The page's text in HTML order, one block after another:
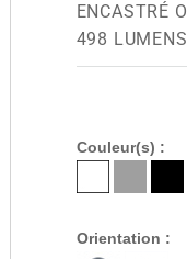
ENCASTRÉ
498 LUMENS
Couleur(s) :
Orientation :